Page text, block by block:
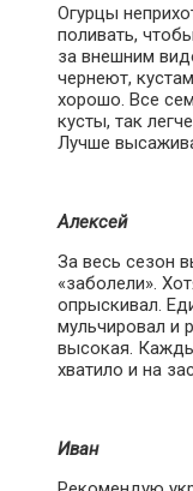
Огурцы
поливать,
за внешним
чернеют,
хорошо. Все
кусты, так
Лучше
Алексей
За весь сезон
«заболели».
опрыскивал.
мульчировал и
высокая.
хватило и на
Иван